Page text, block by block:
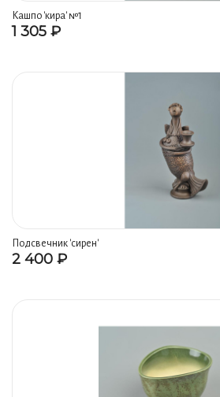
Кашпо 'кира' №1
1 305 ₽
Подсвечник 'сирен'
2 400 ₽